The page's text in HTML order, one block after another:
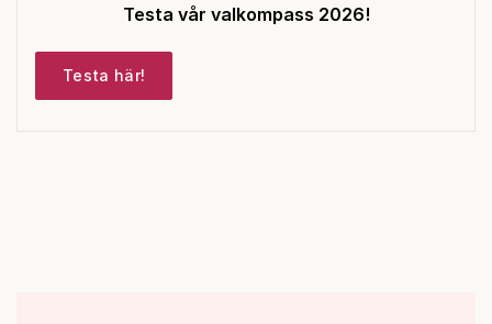
Testa vår valkompass 2026!
Testa här!